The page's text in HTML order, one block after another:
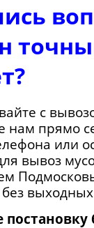
с
нам прямо
или
вывоз